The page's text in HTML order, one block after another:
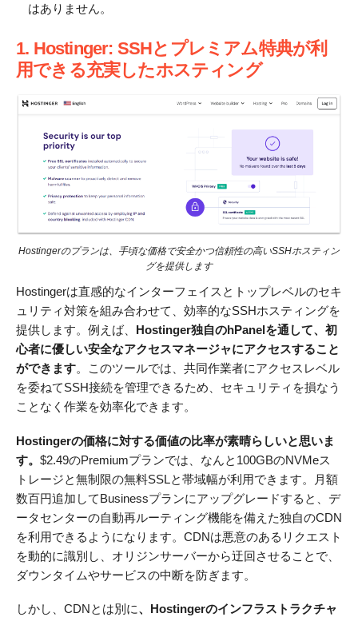
はありません。
1. Hostinger: SSHとプレミアム特典が利
用できる充実したホスティング
Hostingerのプランは、手頃な価格で安全かつ信頼性の高いSSHホスティン
グを提供します
Hostingerは直感的なインターフェイスとトップレベルのセキ
ュリティ対策を組み合わせて、効率的なSSHホスティングを
提供します。例えば、 Hostinger独自のhPanelを通して、初
心者に優しい安全なアクセスマネージャにアクセスすること
ができます。このツールでは、共同作業者にアクセスレベル
を委ねてSSH接続を管理できるため、セキュリティを損なう
ことなく作業を効率化できます。
Hostingerの価格に対する価値の比率が素晴らしいと思いま
す。 $2.49のPremiumプランでは、なんと100GBのNVMeス
トレージと無制限の無料SSLと帯域幅が利用できます。月額
数百円追加してBusinessプランにアップグレードすると、デ
ータセンターの自動再ルーティング機能を備えた独自のCDN
を利用できるようになります。CDNは悪意のあるリクエスト
を動的に識別し、オリジンサーバーから迂回させることで、
ダウンタイムやサービスの中断を防ぎます。
しかし、CDNとは別に、Hostingerのインフラストラクチャ